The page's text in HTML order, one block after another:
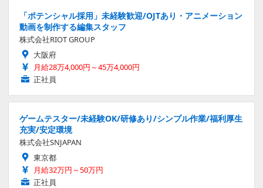
「ポテンシャル採用」未経験歓迎/OJTあり・アニメーション
動画を制作する編集スタッフ
株式会社RIOT GROUP
大阪府
月給28万4,000円～45万4,000円
正社員
ゲームテスター/未経験OK/研修あり/シンプル作業/福利厚生
充実/安定環境
株式会社SNJAPAN
東京都
月給32万円～50万円
正社員